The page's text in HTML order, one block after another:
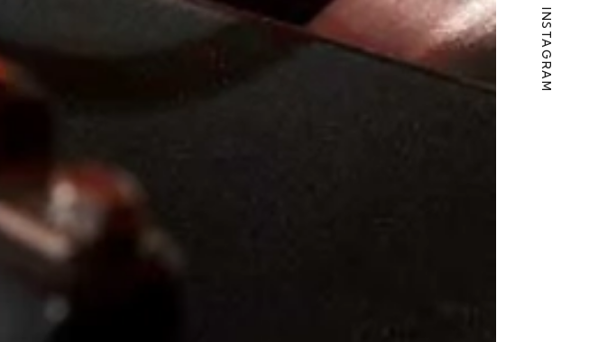
INSTAGRAM